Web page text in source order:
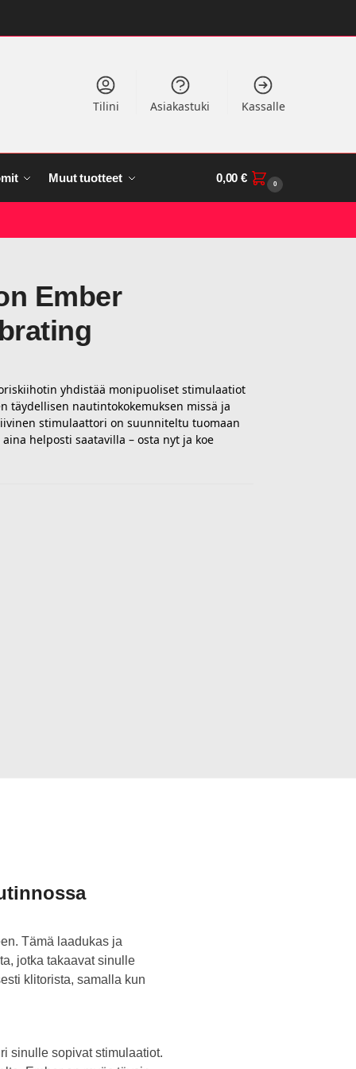
Tilini Asiakastuki Kassalle
Muut tuotteet 0,00€ 0
Ember
yhdistää monipuoliset stimulaatiot
täydellisen nautintokokemuksen missä ja
stimulaattori on suunniteltu tuomaan
helposti saatavilla – osta nyt ja koe
Tämä laadukas ja
jotka takaavat sinulle
klitorista, samalla kun
sinulle sopivat stimulaatiot.